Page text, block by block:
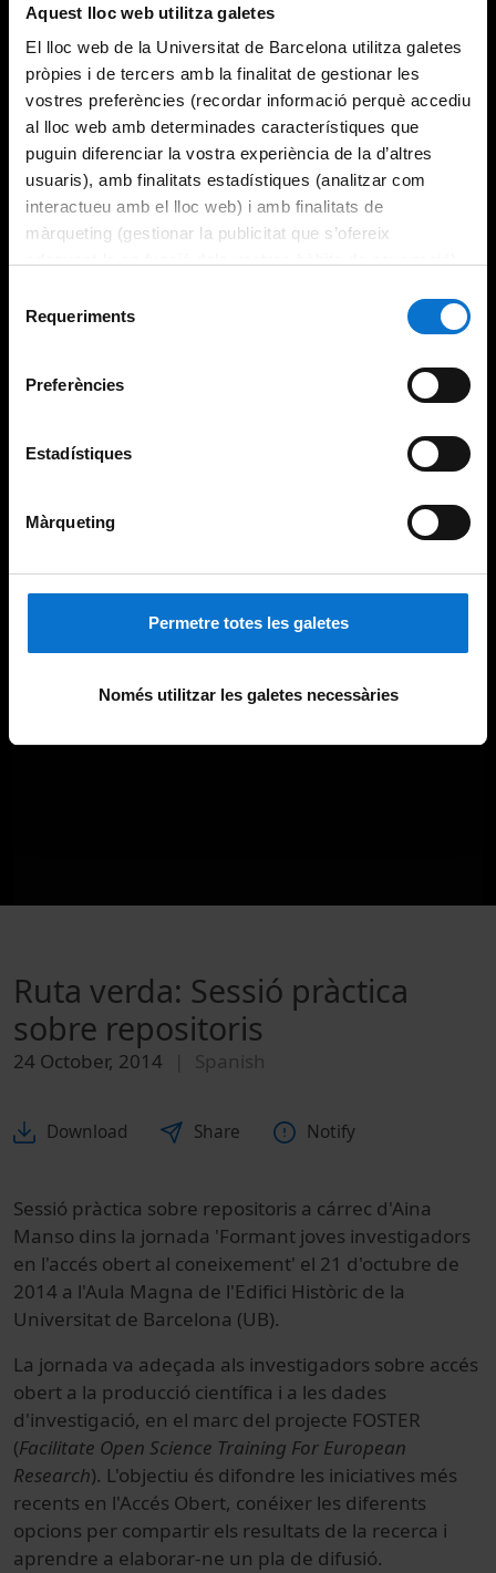
Aquest lloc web utilitza galetes
El lloc web de la Universitat de Barcelona utilitza galetes
pròpies i de tercers amb la finalitat de gestionar les
vostres preferències (recordar informació perquè accediu
al lloc web amb determinades característiques que
puguin diferenciar la vostra experiència de la d’altres
usuaris), amb finalitats estadístiques (analitzar com
interactueu amb el lloc web) i amb finalitats de
màrqueting (gestionar la publicitat que s’ofereix
consultar laPolítica de galetes del lloc web de la
Requeriments
Preferències
Estadístiques
Màrqueting
Permetre totes les galetes
Només utilitzar les galetes necessàries
Ruta verda: Sessió pràctica
sobre repositoris
24 October, 2014 Spanish
Download Share Notify
Sessió pràctica sobre repositoris a cárrec d'Aina
Manso dins la jornada 'Formant joves investigadors
en l'accés obert al coneixement' el 21 d'octubre de
2014 a l'Aula Magna de l'Edifici Històric de la
Universitat de Barcelona (UB).
La jornada va adeçada als investigadors sobre accés
obert a la producció científica i a les dades
d'investigació, en el marc del projecte FOSTER
(Facilitate Open Science Training For European
Research). L'objectiu és difondre les iniciatives més
recents en l'Accés Obert, conéixer les diferents
opcions per compartir els resultats de la recerca i
aprendre a elaborar-ne un pla de difusió.